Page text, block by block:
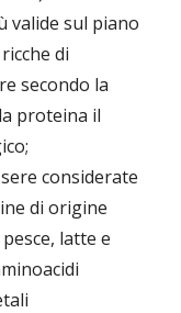
valide sul piano
di
secondo la
proteina il
considerate
di origine
latte e